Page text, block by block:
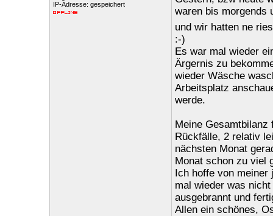
IP-Adresse: gespeichert
waren bis morgends
und wir hatten ne
:-)
Es war mal wieder
Ärgernis zu
wieder Wäsche
Arbeitsplatz
werde.
Meine
Rückfälle, 2 relativ
nächsten Monat
Monat schon zu viel
Ich hoffe von meiner
mal wieder was
ausgebrannt und
Allen ein schönes,